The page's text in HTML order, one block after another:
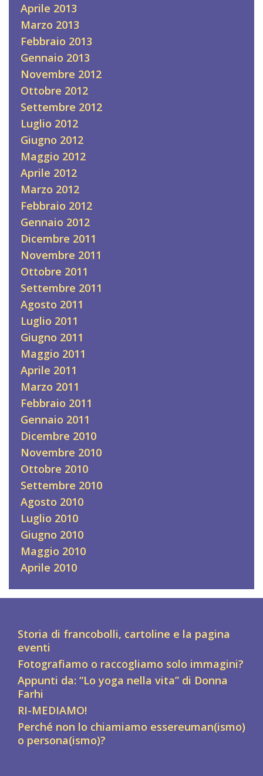
Aprile 2013
Marzo 2013
Febbraio 2013
Gennaio 2013
Novembre 2012
Ottobre 2012
Settembre 2012
Luglio 2012
Giugno 2012
Maggio 2012
Aprile 2012
Marzo 2012
Febbraio 2012
Gennaio 2012
Dicembre 2011
Novembre 2011
Ottobre 2011
Settembre 2011
Agosto 2011
Luglio 2011
Giugno 2011
Maggio 2011
Aprile 2011
Marzo 2011
Febbraio 2011
Gennaio 2011
Dicembre 2010
Novembre 2010
Ottobre 2010
Settembre 2010
Agosto 2010
Luglio 2010
Giugno 2010
Maggio 2010
Aprile 2010
Storia di francobolli, cartoline e la pagina
eventi
Fotografiamo o raccogliamo solo immagini?
Appunti da: “Lo yoga nella vita” di Donna
Farhi
RI-MEDIAMO!
Perché non lo chiamiamo essereuman(ismo)
o persona(ismo)?